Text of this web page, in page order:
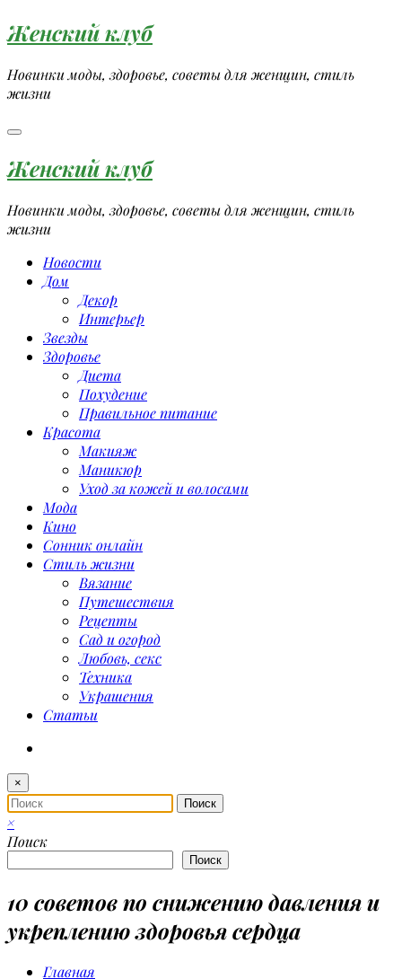
Перейти
к
содержимому
Женский клуб
Новинки моды, здоровье, советы для женщин, стиль
жизни
Женский клуб
Новинки моды, здоровье, советы для женщин, стиль
жизни
Новости
Дом
Декор
Интерьер
Звезды
Здоровье
Диета
Похудение
Правильное питание
Красота
Макияж
Маникюр
Уход за кожей и волосами
Мода
Кино
Сонник онлайн
Стиль жизни
Вязание
Путешествия
Рецепты
Сад и огород
Любовь, секс
Техника
Украшения
Статьи
×
×
Поиск
Поиск
10 советов по снижению давления и
укреплению здоровья сердца
Главная